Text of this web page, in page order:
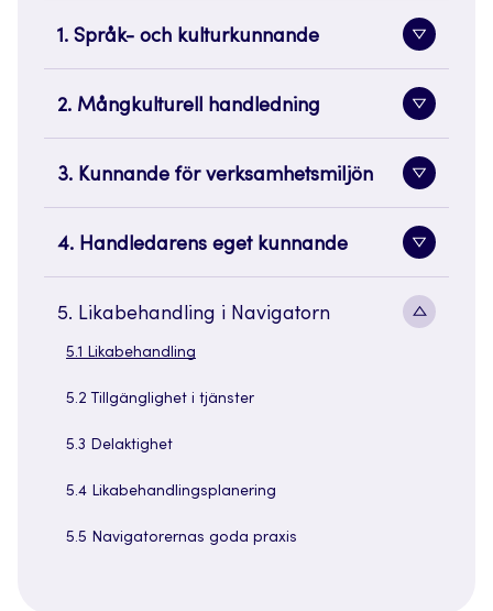
1. Språk- och kulturkunnande
Toggle
2. Mångkulturell handledning
Toggle
3. Kunnande för verksamhetsmiljön
Toggle
4. Handledarens eget kunnande
Toggle
5. Likabehandling i Navigatorn
Toggle
5.1 Likabehandling
5.2 Tillgänglighet i tjänster
5.3 Delaktighet
5.4 Likabehandlingsplanering
5.5 Navigatorernas goda praxis